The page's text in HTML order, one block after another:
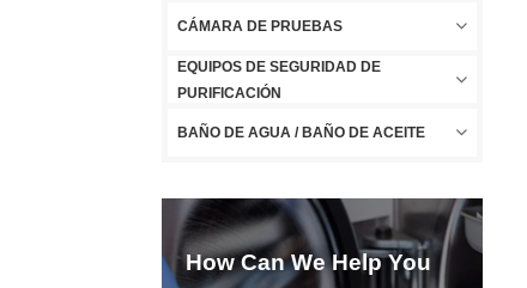
CÁMARA DE PRUEBAS
EQUIPOS DE SEGURIDAD DE
PURIFICACIÓN
BAÑO DE AGUA / BAÑO DE ACEITE
How Can We Help You